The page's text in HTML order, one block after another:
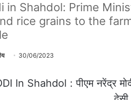
in Shahdol: Prime
rice grains to the
30/06/2023